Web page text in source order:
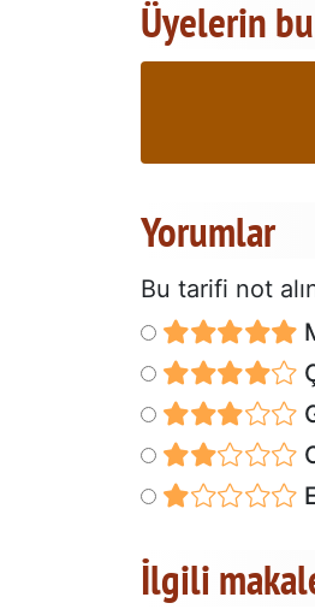
Üyelerin
Yorumlar
Bu tarifi not
İlgili